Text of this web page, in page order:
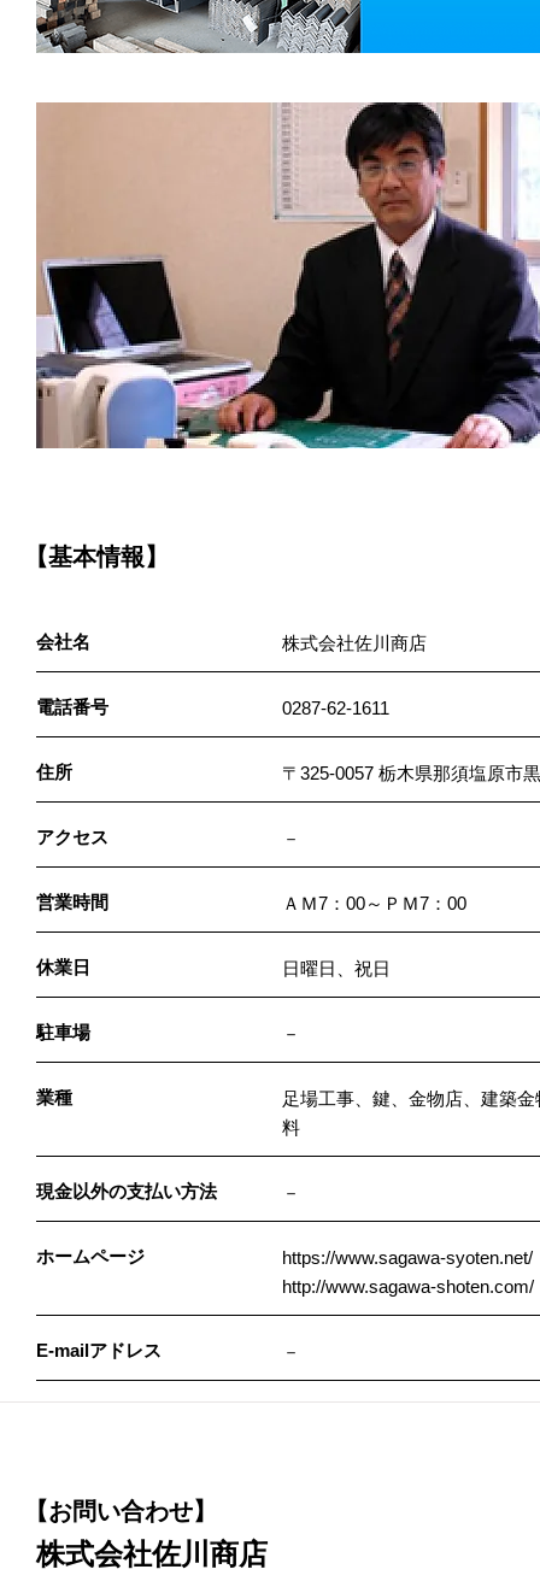
【基本情報】
会社名 株式会社佐川商店
電話番号 0287-62-1611
住所 〒325-0057 栃木県那須塩原市
アクセス －
営業時間 ＡＭ7：00～ＰＭ7：00
休業日 日曜日、祝日
駐車場 －
業種
足場工事、鍵、金物店、建築
料
現金以外の支払い方法 －
ホームページ
https://www.sagawa-syoten.net/
http://www.sagawa-shoten.com/
E-mailアドレス －
【お問い合わせ】
株式会社佐川商店